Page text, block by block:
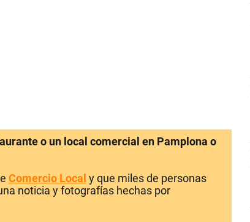
o un local comercial en Pamplona o
Comercio Local y que miles de personas
noticia y fotografías hechas por